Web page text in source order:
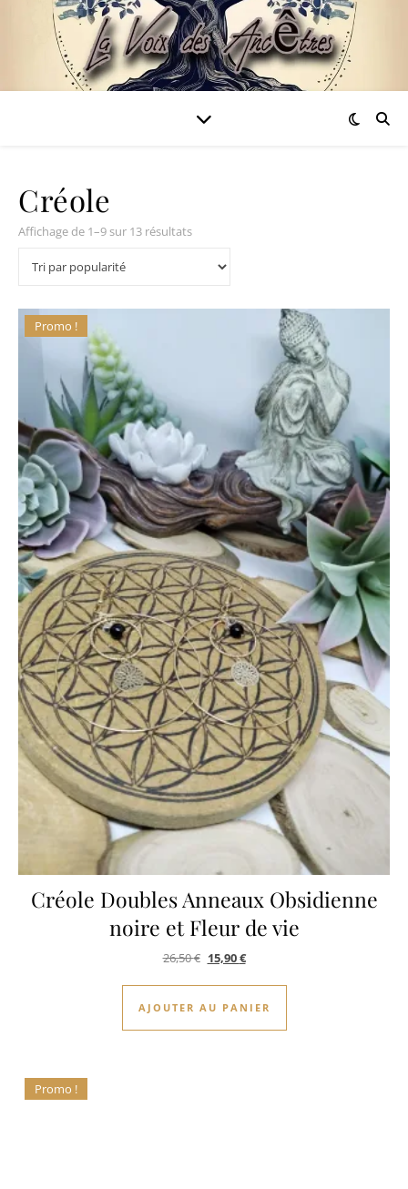
Créole
Affichage de 1–9 sur 13 résultatsTrié par popularité
Promo !
Créole Doubles Anneaux Obsidienne
noire et Fleur de vie
26,50€ Le prix initial était : 26,50 €.
15,90€Le prix actuel est : 15,90 €.
AJOUTER AU PANIER
Promo !